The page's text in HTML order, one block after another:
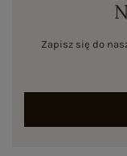
Zapisz się do